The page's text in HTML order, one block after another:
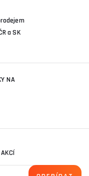
a SK
NA